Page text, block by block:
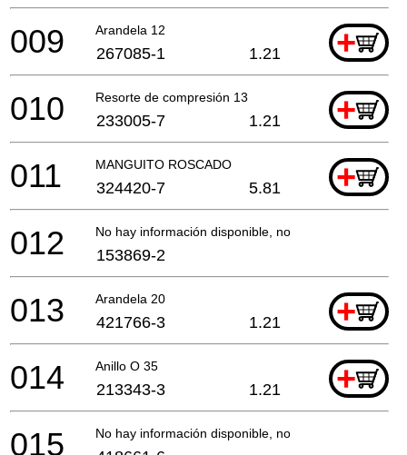
Arandela 12 +
009 267085-1 1.21
Resorte de compresión 13 +
010 233005-7 1.21
MANGUITO ROSCADO +
011 324420-7 5.81
No hay información disponible, no se puede pedir
012 153869-2
Arandela 20 +
013 421766-3 1.21
Anillo O 35 +
014 213343-3 1.21
No hay información disponible, no se puede pedir
015